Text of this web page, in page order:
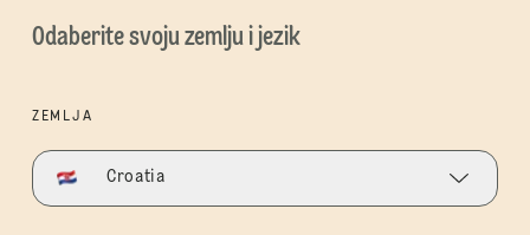
Odaberite svoju zemlju i jezik
ZEMLJA
Croatia